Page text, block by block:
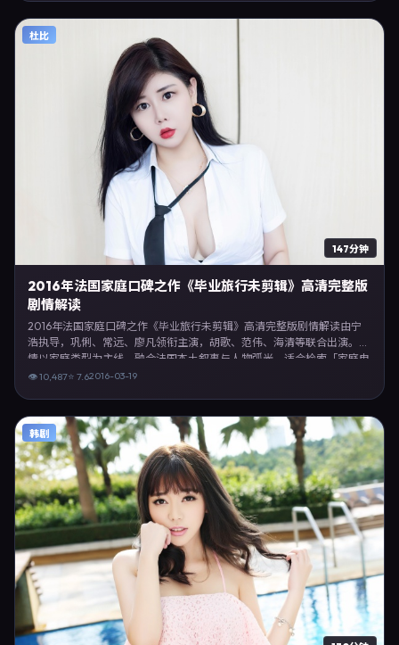
杜比
147分钟
2016年法国家庭口碑之作《毕业旅行未剪辑》高清完整版
剧情解读
2016年法国家庭口碑之作《毕业旅行未剪辑》高清完整版剧情解读由宁
浩执导，巩俐、常远、廖凡领衔主演，胡歌、范伟、海清等联合出演。剧
情以家庭类型为主线，融合法国本土叙事与人物弧光，适合检索「家庭电
影 法国 宁浩 巩俐」等关键词的观众。2016年3月19日法国首映礼举办，
👁10,487⭐ 7.62016-03-19
韩剧